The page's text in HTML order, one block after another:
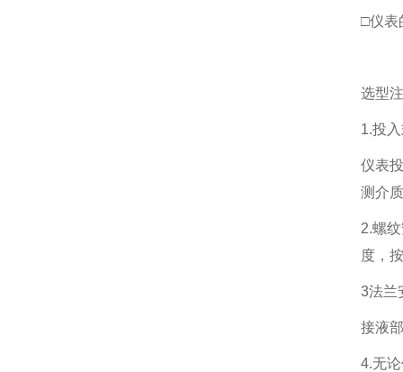
□仪表
选型
1.投
仪表
测介
2.螺
度，
3法兰
接液
4.无